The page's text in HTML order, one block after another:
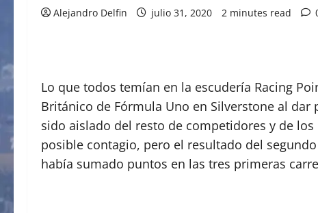
Alejandro Delfin julio 31, 2020 2 minutes read
Lo que todos temían en la escudería Racing
Británico de Fórmula Uno en Silverstone al
sido aislado del resto de competidores y de
posible contagio, pero el resultado del
había sumado puntos en las tres primeras